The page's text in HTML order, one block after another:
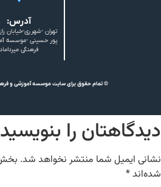
آدرس:
تهران -شهرری-خیابان
پور حسینی -موسسه
فرهنگی میرداماد
© تمام حقوق برای سایت موسسه آموزشی و
دیدگاهتان را بنویسید
نشانی ایمیل شما منتشر نخواهد شد.
شده‌اند*